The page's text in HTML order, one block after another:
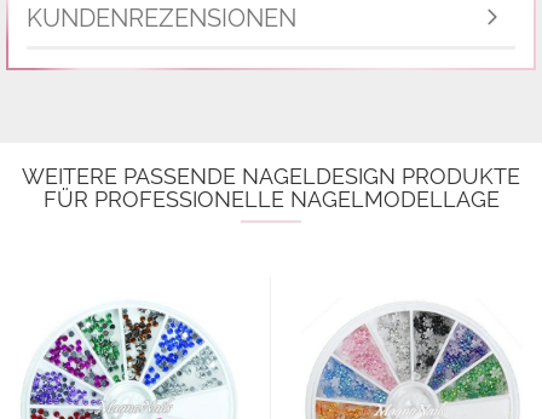
KUNDENREZENSIONEN
WEITERE PASSENDE NAGELDESIGN PRODUKTE
FÜR PROFESSIONELLE NAGELMODELLAGE